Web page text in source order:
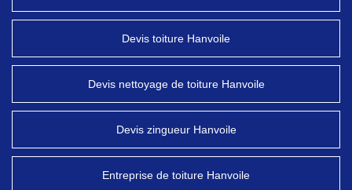
Devis toiture Hanvoile
Devis nettoyage de toiture Hanvoile
Devis zingueur Hanvoile
Entreprise de toiture Hanvoile